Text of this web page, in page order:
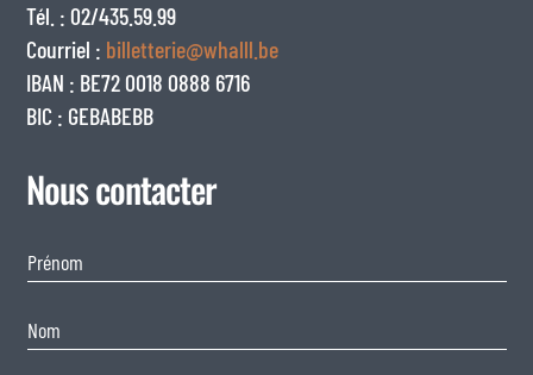
Tél. : 02/435.59.99
Courriel : billetterie@whalll.be
IBAN : BE72 0018 0888 6716
BIC : GEBABEBB
Nous contacter